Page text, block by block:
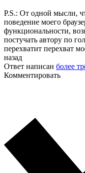
P.S.: От одной мысли,
поведение моего
функциональности,
постучать автору по
перехватит перехват
назад
Ответ написан более
Комментировать